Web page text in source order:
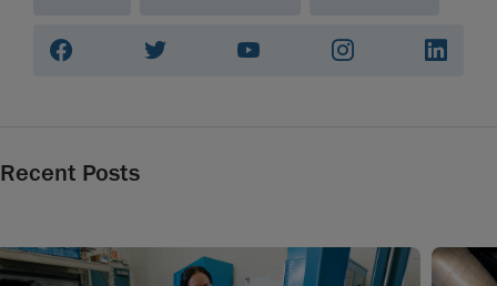
Recent Posts